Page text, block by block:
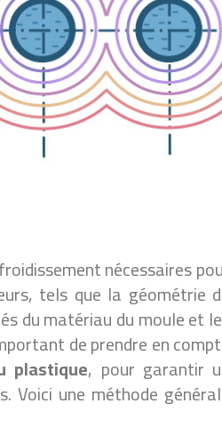
nécessaires
tels que la géométrie
du matériau du moule et
de prendre en
plastique, pour garantir
Voici une méthode